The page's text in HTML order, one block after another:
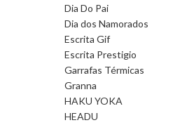
Dia Do Pai
Dia dos Namorados
Escrita Gif
Escrita Prestigio
Garrafas Térmicas
Granna
HAKU YOKA
HEADU